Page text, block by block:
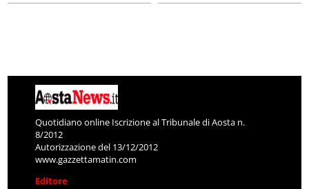
Quotidiano online Iscrizione al Tribunale di Aosta n.
8/2012
Autorizzazione del 13/12/2012
www.gazzettamatin.com
Editore